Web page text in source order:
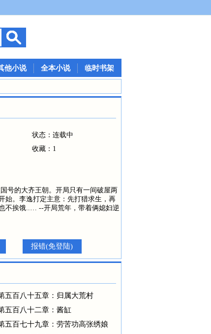
他小说 全本小说 临时书架
状态：连载中
收藏：1
号的大齐王朝。开局只有一间破屋两
始。李逸打定主意：先打猎求生，再
不挨饿..… --开局荒年，带着俩媳妇逆
报错(免登陆)
五百八十五章：归属大荒村
五百八十二章：酱缸
五百七十九章：劳苦功高张绣娘